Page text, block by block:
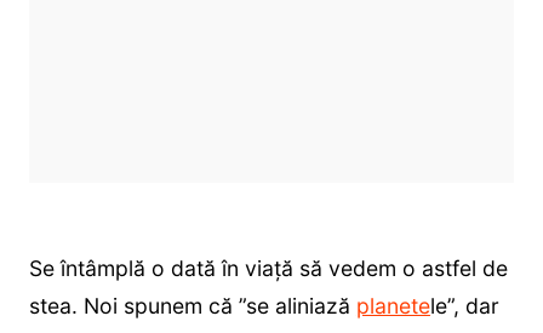
Se întâmplă o dată în viață să vedem o astfel de
stea. Noi spunem că ”se aliniază planetele”, dar